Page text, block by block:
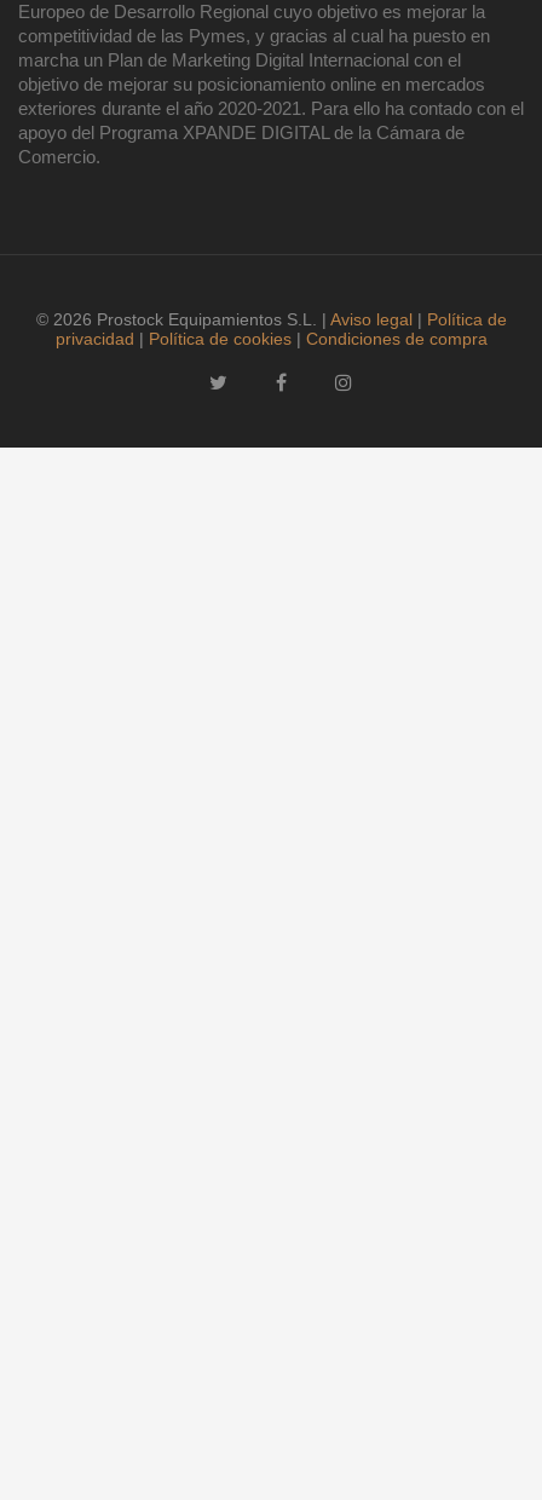
Europeo de Desarrollo Regional cuyo objetivo es mejorar la
competitividad de las Pymes, y gracias al cual ha puesto en
marcha un Plan de Marketing Digital Internacional con el
objetivo de mejorar su posicionamiento online en mercados
exteriores durante el año 2020-2021. Para ello ha contado con el
apoyo del Programa XPANDE DIGITAL de la Cámara de
Comercio.
© 2026 Prostock Equipamientos S.L. | Aviso legal| Política de
privacidad | Política de cookies| Condiciones de compra